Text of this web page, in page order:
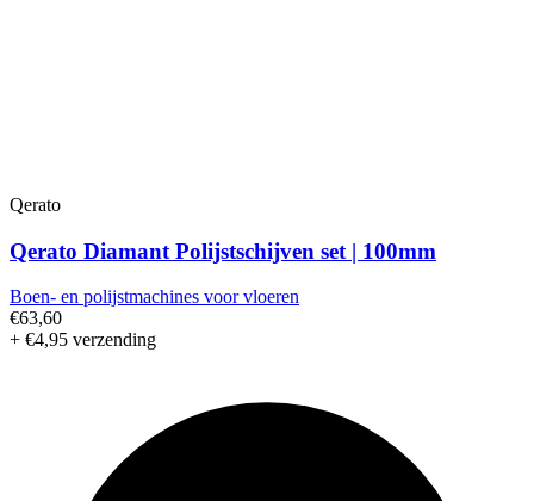
Qerato
Qerato Diamant Polijstschijven set | 100mm
Boen- en polijstmachines voor vloeren
€63,60
+ €4,95 verzending